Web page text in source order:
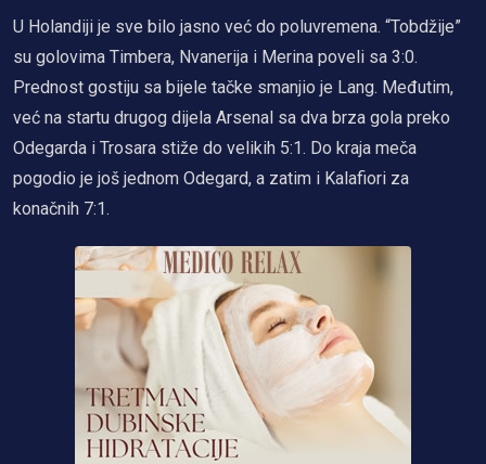
U Holandiji je sve bilo jasno već do poluvremena. “Tobdžije”
su golovima Timbera, Nvanerija i Merina poveli sa 3:0.
Prednost gostiju sa bijele tačke smanjio je Lang. Međutim,
već na startu drugog dijela Arsenal sa dva brza gola preko
Odegarda i Trosara stiže do velikih 5:1. Do kraja meča
pogodio je još jednom Odegard, a zatim i Kalafiori za
konačnih 7:1.